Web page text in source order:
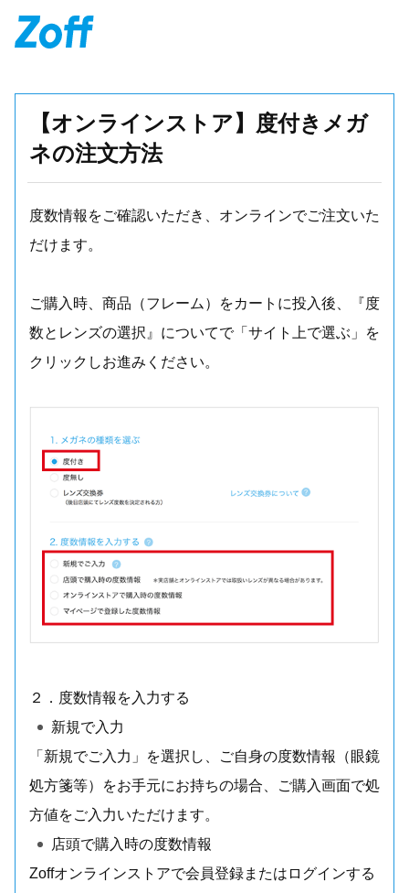
【オンラインストア】度付きメガ
ネの注文方法
度数情報をご確認いただき、オンラインでご注文いた
だけます。
ご購入時、商品（フレーム）をカートに投入後、『度
数とレンズの選択』についてで「サイト上で選ぶ」を
クリックしお進みください。
２．度数情報を入力する
新規で入力
「新規でご入力」を選択し、ご自身の度数情報（眼鏡
処方箋等）をお手元にお持ちの場合、ご購入画面で処
方値をご入力いただけます。
店頭で購入時の度数情報
Zoffオンラインストアで会員登録またはログインする